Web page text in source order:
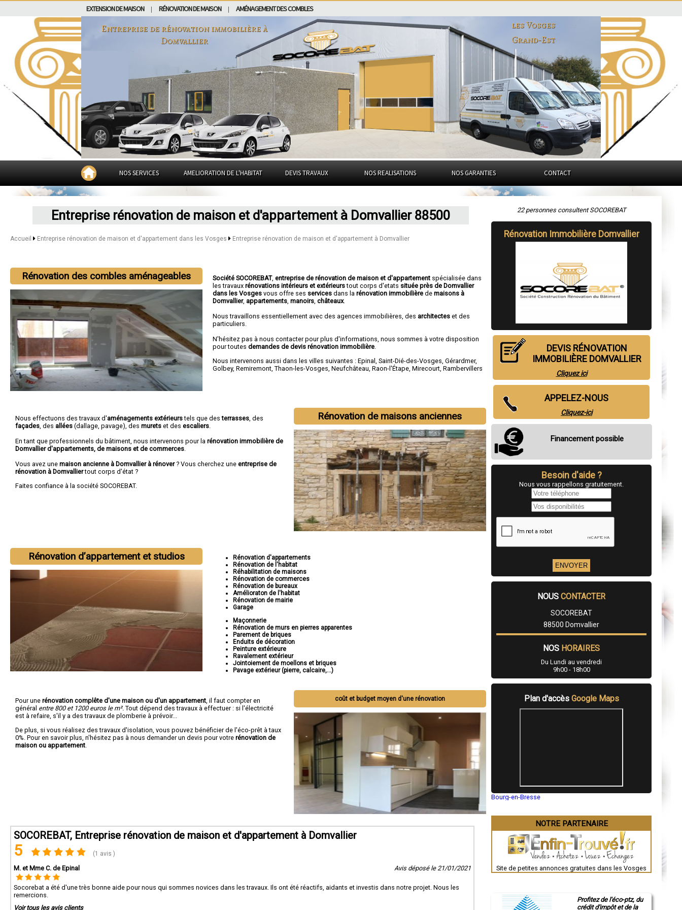
EXTENSION DE MAISON RÉNOVATION DE MAISON AMÉNAGEMENT DES COMBLES
Entreprise de rénovation immobilière à
Domvallier
les Vosges
Grand-Est
NOS SERVICES AMELIORATION DE L'HABITAT DEVIS TRAVAUX NOS REALISATIONS NOS GARANTIES CONTACT
Entreprise rénovation de maison et d'appartement à Domvallier 88500
Accueil Entreprise rénovation de maison et d'appartement dans les Vosges Entreprise rénovation de maison et d'appartement à Domvallier
Rénovation des combles aménageables Société SOCOREBAT,entreprise de rénovation de maison et d'appartement spécialisée dans
les travauxrénovations intérieurs et extérieurstout corps d'etats située près de Domvallier
dans les Vosgesvous offre ses services dans larénovation immobilière demaisons à
Domvallier, appartements ,manoirs ,châteaux.
Nous travaillons essentiellement avec des agences immobilières, des architectes et des
particuliers.
N'hésitez pas à nous contacter pour plus d'informations, nous sommes à votre disposition
pour toutesdemandes de devis rénovation immobilière
Nous intervenons aussi dans les villes suivantes :Epinal ,Saint-Dié-des-Vosges ,Gérardmer,
Golbey,Remiremont ,Thaon-les-Vosges ,Neufchâteau ,Raon-l'Étape ,Mirecourt ,Rambervillers
Rénovation de maisons anciennes
Nous effectuons des travaux d'aménagements extérieurstels que desterrasses , des
façades , des allées (dallage, pavage), des murets et des escaliers
En tant que professionnels du bâtiment, nous intervenons pour la rénovation immobilière de
Domvallier d'appartements, de maisons et de commerces
Vous avez une maison ancienne à Domvallier à rénover? Vous cherchez une entreprise de
rénovation à Domvalliertout corps d'état ?
Faites confiance à la société SOCOREBAT.
Rénovation d’appartement et studios
Rénovation d'appartements
Rénovation de l'habitat
Réhabilitation de maisons
Rénovation de commerces
Rénovation de bureaux
Amélioraton de l'habitat
Rénovation de mairie
Garage
Maçonnerie
Rénovation de murs en pierres apparentes
Parement de briques
Enduits de décoration
Peinture extérieure
Ravalement extérieur
Jointoiement de moellons et briques
Pavage extérieur (pierre, calcaire,...)
coût et budget moyen d'une rénovation
Pour une rénovation complête d'une maison ou d'un appartement , il faut compter en
général entre 800 et 1200 euros le m². Tout dépend des travaux à effectuer : si l'électricité
est à refaire, s'il y a des travaux de plomberie à prévoir...
De plus, si vous réalisez des travaux d'isolation, vous pouvez bénéficier de l'éco-prêt à taux
0%. Pour en savoir plus, n'hésitez pas à nous demander un devis pour votre rénovation de
maison ou appartement
SOCOREBAT, Entreprise rénovation de maison et d'appartement à Domvallier
5 (1 avis )
M. et Mme C. de Epinal Avis déposé le 21/01/2021
Socorebat a été d'une très bonne aide pour nous qui sommes novices dans les travaux. Ils ont été réactifs, aidants et investis dans notre projet. Nous les
remercions.
Voir tous les avis clients
22 personnes consultent SOCOREBAT
Rénovation Immobilière Domvallier
DEVIS RÉNOVATION
IMMOBILIÈRE DOMVALLIER
Cliquez ici
APPELEZ-NOUS
Cliquez-ici
Financement possible
Besoin d'aide ?
Nous vous rappellons gratuitement.
NOUS CONTACTER
SOCOREBAT
88500 Domvallier
NOS HORAIRES
Du Lundi au vendredi
9h00 - 18h00
Plan d'accès Google Maps
Bourg-en-Bresse
Annonay
Charleville-Mézières
Troyes
Narbonne
Caen
Aurillac
NOTRE PARTENAIRE
Site de petites annonces gratuites dans les Vosges
Profitez de l'éco-ptz, du
crédit d'impôt et de la